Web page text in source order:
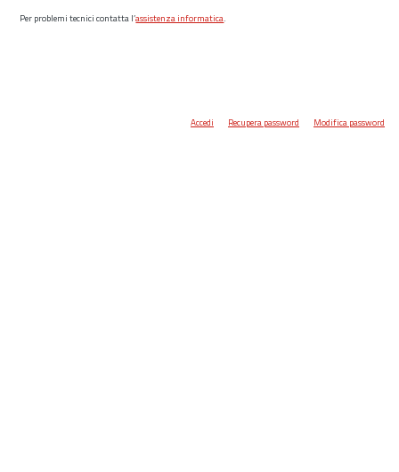
Per problemi tecnici contatta l’assistenza informatica.
Accedi Recupera password Modifica password